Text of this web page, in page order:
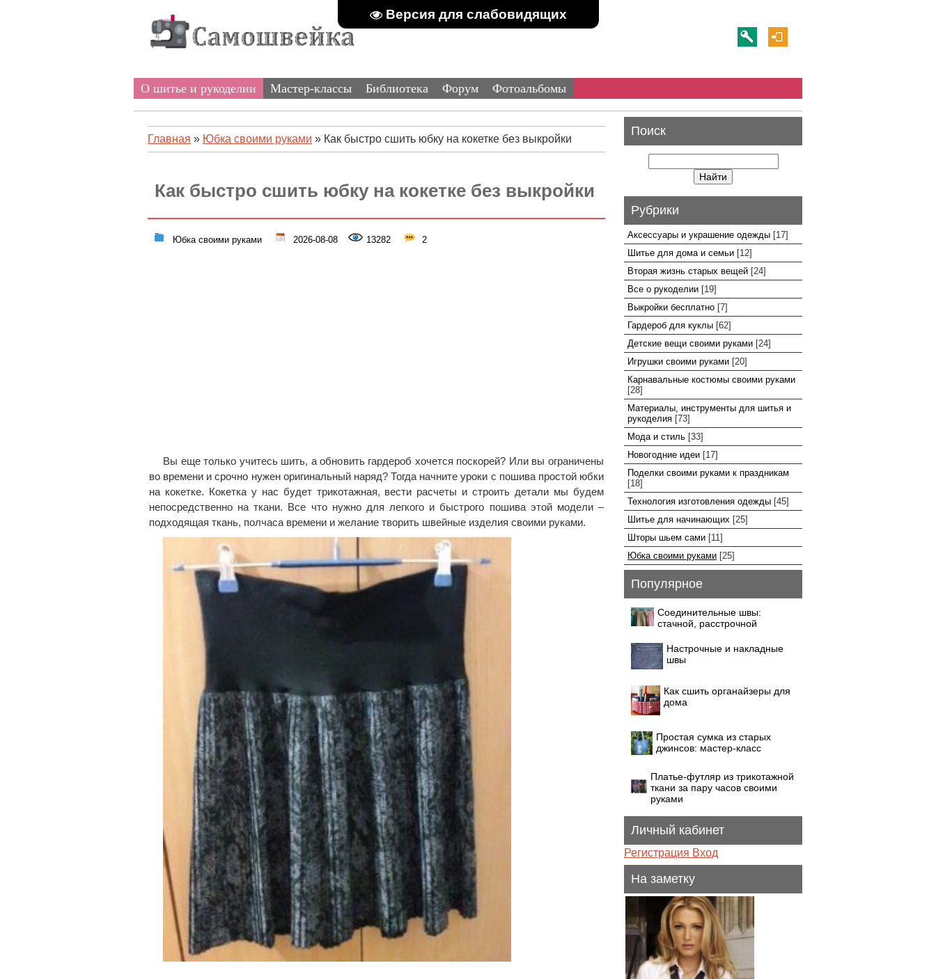
Версия для слабовидящих
О шитье и рукоделии Мастер-классы Библиотека Форум Фотоальбомы
Главная » Юбка своими руками » Как быстро сшить юбку на кокетке без выкройки
Как быстро сшить юбку на кокетке без выкройки
Юбка своими руками 2026-08-08 13282 2
Вы еще только учитесь шить, а обновить гардероб хочется поскорей? Или вы ограничены
во времени и срочно нужен оригинальный наряд? Тогда начните уроки с пошива простой юбки
на кокетке. Кокетка у нас будет трикотажная, вести расчеты и строить детали мы будем
непосредственно на ткани. Все что нужно для легкого и быстрого пошива этой модели –
подходящая ткань, полчаса времени и желание творить швейные изделия своими руками.
Поиск
Рубрики
Аксессуары и украшение одежды [17]
Шитье для дома и семьи [12]
Вторая жизнь старых вещей [24]
Все о рукоделии [19]
Выкройки бесплатно [7]
Гардероб для куклы [62]
Детские вещи своими руками [24]
Игрушки своими руками [20]
Карнавальные костюмы своими руками
[28]
Материалы, инструменты для шитья и
рукоделия [73]
Мода и стиль [33]
Новогодние идеи [17]
Поделки своими руками к праздникам
[18]
Технология изготовления одежды [45]
Шитье для начинающих [25]
Шторы шьем сами [11]
Юбка своими руками [25]
Популярное
Соединительные швы:
стачной, расстрочной
Настрочные и накладные
швы
Как сшить органайзеры для
дома
Простая сумка из старых
джинсов: мастер-класс
Платье-футляр из трикотажной
ткани за пару часов своими
руками
Личный кабинет
Регистрация Вход
На заметку